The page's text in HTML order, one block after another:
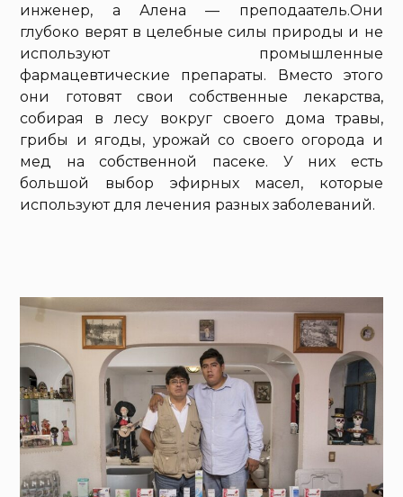
инженер, а Алена — преподаатель.Они
глубоко верят в целебные силы природы и не
используют промышленные
фармацевтические препараты. Вместо этого
они готовят свои собственные лекарства,
собирая в лесу вокруг своего дома травы,
грибы и ягоды, урожай со своего огорода и
мед на собственной пасеке. У них есть
большой выбор эфирных масел, которые
используют для лечения разных заболеваний.